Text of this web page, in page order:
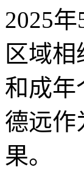
2025
区域
和成年
德远作
果。